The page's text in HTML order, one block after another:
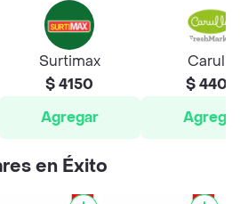
Surtimax
$ 4150
Agregar
Carulla
$ 4400
Agregar
en Éxito